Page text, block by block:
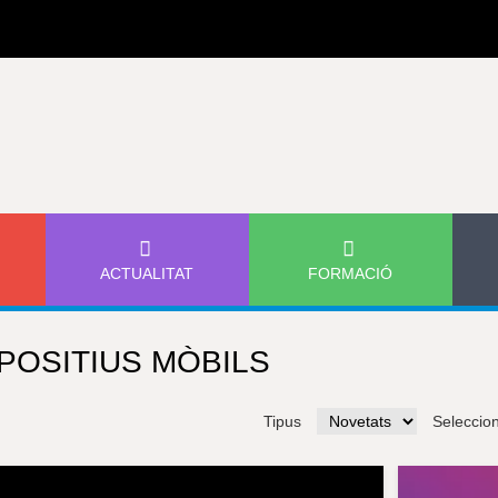
ACTUALITAT FORMACIÓ
MÒBILS
Tipus